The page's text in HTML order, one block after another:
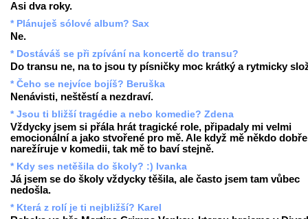
Asi dva roky.
* Plánuješ sólové album? Sax
Ne.
* Dostáváš se při zpívání na koncertě do transu?
Do transu ne, na to jsou ty písničky moc krátký a rytmicky
* Čeho se nejvíce bojíš? Beruška
Nenávisti, neštěstí a nezdraví.
* Jsou ti bližší tragédie a nebo komedie? Zdena
Vždycky jsem si přála hrát tragické role, připadaly mi velmi
emocionální a jako stvořené pro mě. Ale když mě někdo dobře
narežíruje v komedii, tak mě to baví stejně.
* Kdy ses netěšila do školy? :) Ivanka
Já jsem se do školy vždycky těšila, ale často jsem tam vůbec
nedošla.
* Která z rolí je ti nejbližší? Karel